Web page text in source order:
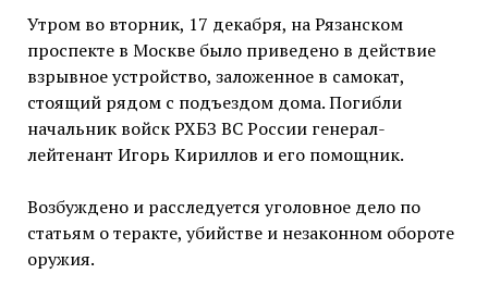
Утром во вторник, 17 декабря, на Рязанском
проспекте в Москве было приведено в действие
взрывное устройство, заложенное в самокат,
стоящий рядом с подъездом дома. Погибли
начальник войск РХБЗ ВС России генерал-
лейтенант Игорь Кириллов и его помощник.
Возбуждено и расследуется уголовное дело по
статьям о теракте, убийстве и незаконном обороте
оружия.